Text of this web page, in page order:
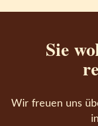
Sie
Wir freuen uns